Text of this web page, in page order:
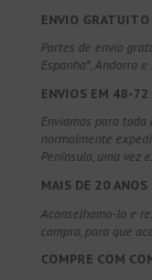
ENVIO GRATUITO
Portes de envio
Espanha*, Andorra
ENVIOS EM 48-72
Enviamos para toda
normalmente
Península, uma vez
MAIS DE 20 ANOS
Aconselhamo-lo e
compra, para que
COMPRE COM